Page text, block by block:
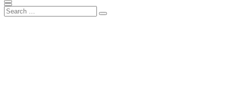
Scroll
to
Close
Search
for:
Search